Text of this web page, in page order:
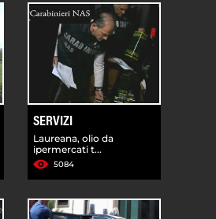
SERVIZI
Laureana, olio da
ipermercati t...
5084